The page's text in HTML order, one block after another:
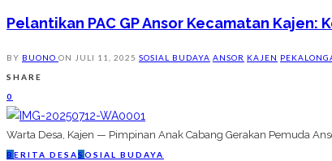
Pelantikan PAC GP Ansor Kecamatan Kajen:
BY BUONO ON JULI 11, 2025 SOSIAL BUDAYA ANSOR KAJEN
SHARE
0
Warta Desa, Kajen — Pimpinan Anak Cabang Gerakan Pemuda
B ERITA DESAS OSIAL BUDAYA